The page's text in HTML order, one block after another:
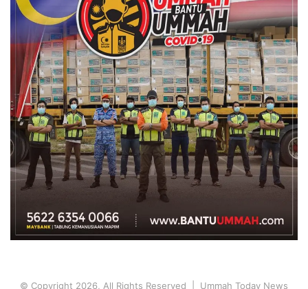
© Copyright 2026, All Rights Reserved | Ummah Today News